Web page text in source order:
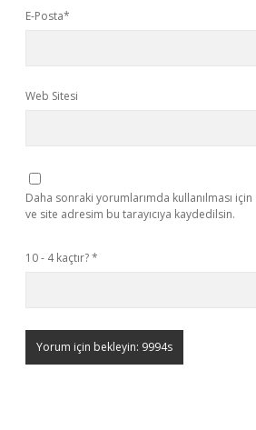
E-Posta*
Web Sitesi
Daha sonraki yorumlarımda kullanılması
ve site adresim bu tarayıcıya kaydedilsin.
10 - 4 kaçtır?*